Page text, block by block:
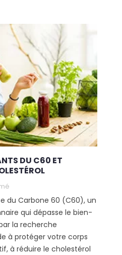
DU C60 ET
du Carbone 60 (C60), un
qui dépasse le bien-
la recherche
à protéger votre corps
à réduire le cholestérol